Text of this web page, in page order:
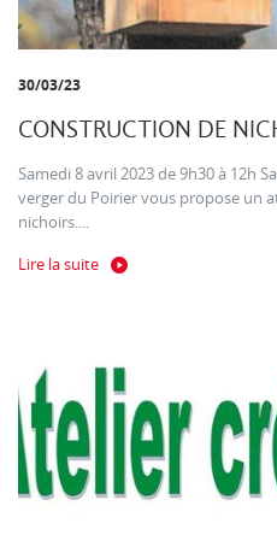
30/03/23
CONSTRUCTION DE
Samedi 8 avril 2023 de 9h30 à 12h
verger du Poirier vous propose un
nichoirs....
Lire la suite